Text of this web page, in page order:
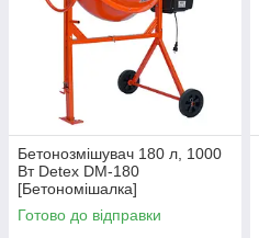
Бетонозмішувач 180 л, 1000
Вт Detex DM-180
[Бетономішалка]
Готово до відправки